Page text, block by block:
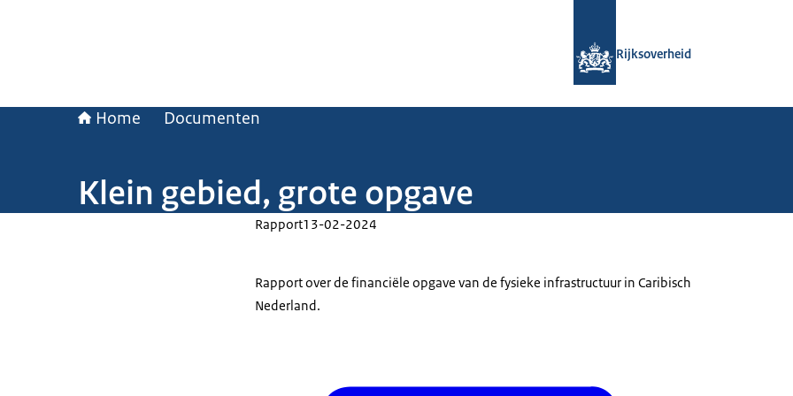
Rijksoverheid
Home Documenten
Klein gebied, grote opgave
Rapport13-02-2024
Rapport over de financiële opgave van de fysieke infrastructuur in Caribisch
Nederland.